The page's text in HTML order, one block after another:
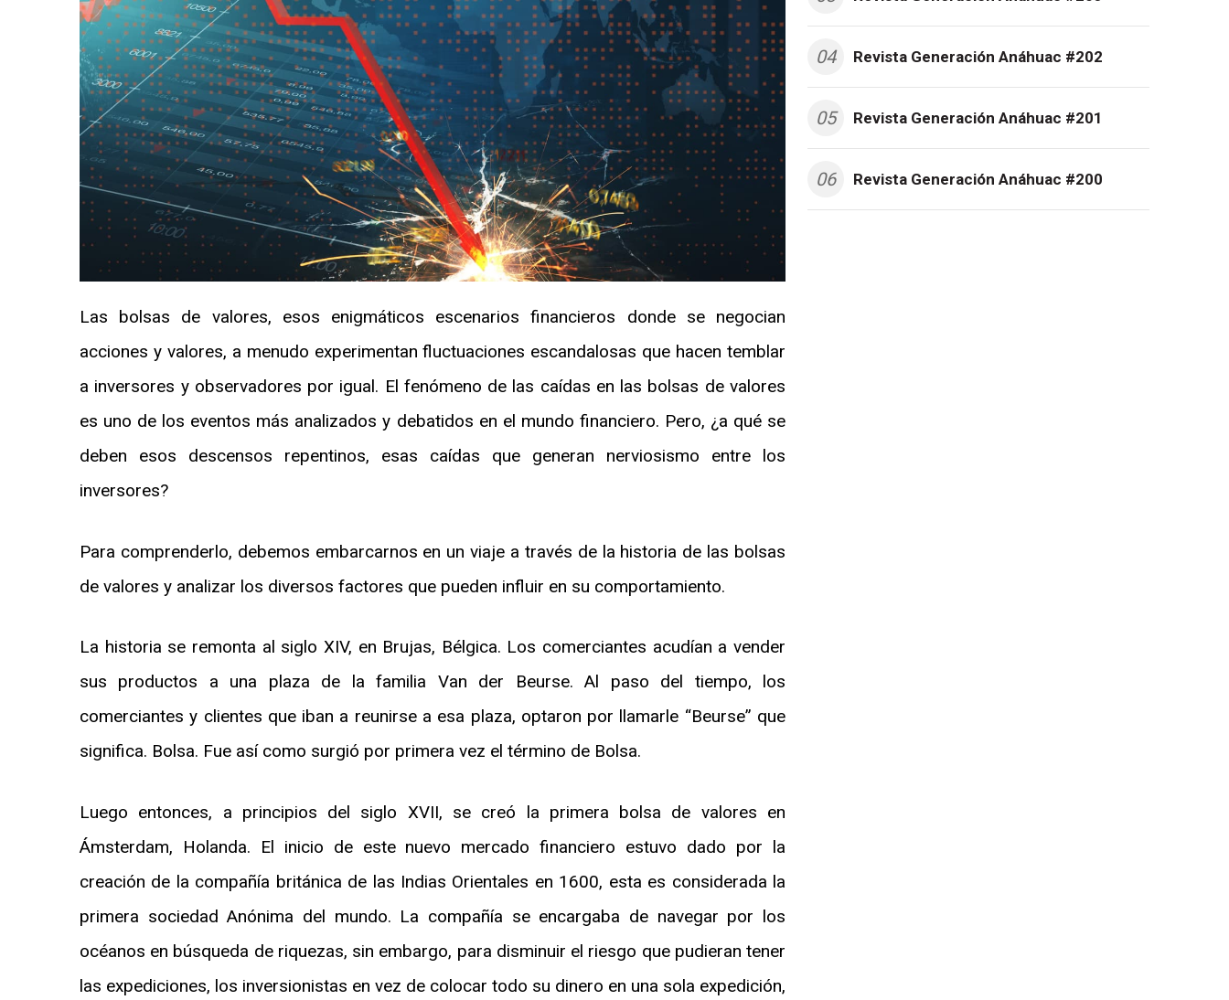
Las bolsas de valores, esos enigmáticos escenarios financieros donde se negocian
acciones y valores, a menudo experimentan fluctuaciones escandalosas que hacen temblar
a inversores y observadores por igual. El fenómeno de las caídas en las bolsas de valores
es uno de los eventos más analizados y debatidos en el mundo financiero. Pero, ¿a qué se
deben esos descensos repentinos, esas caídas que generan nerviosismo entre los
inversores?
Para comprenderlo, debemos embarcarnos en un viaje a través de la historia de las bolsas
de valores y analizar los diversos factores que pueden influir en su comportamiento.
La historia se remonta al siglo XIV, en Brujas, Bélgica. Los comerciantes acudían a vender
sus productos a una plaza de la familia Van der Beurse. Al paso del tiempo, los
comerciantes y clientes que iban a reunirse a esa plaza, optaron por llamarle “Beurse” que
significa. Bolsa. Fue así como surgió por primera vez el término de Bolsa.
Luego entonces, a principios del siglo XVII, se creó la primera bolsa de valores en
Ámsterdam, Holanda. El inicio de este nuevo mercado financiero estuvo dado por la
creación de la compañía británica de las Indias Orientales en 1600, esta es considerada la
primera sociedad Anónima del mundo. La compañía se encargaba de navegar por los
océanos en búsqueda de riquezas, sin embargo, para disminuir el riesgo que pudieran tener
las expediciones, los inversionistas en vez de colocar todo su dinero en una sola expedición,
04 Revista Generación Anáhuac #202
05 Revista Generación Anáhuac #201
06 Revista Generación Anáhuac #200